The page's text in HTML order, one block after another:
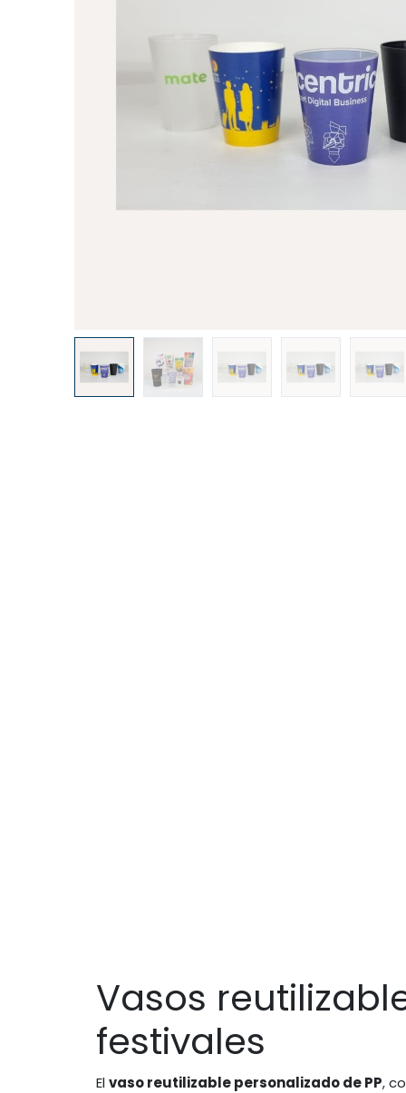
Vasos
festivales
Elvaso reutilizable personalizado de PP,